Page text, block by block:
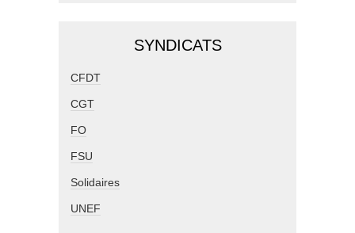
SYNDICATS
CFDT
CGT
FO
FSU
Solidaires
UNEF